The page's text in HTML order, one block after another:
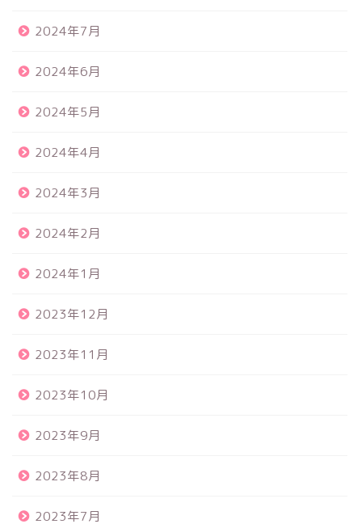
2024年7月
2024年6月
2024年5月
2024年4月
2024年3月
2024年2月
2024年1月
2023年12月
2023年11月
2023年10月
2023年9月
2023年8月
2023年7月